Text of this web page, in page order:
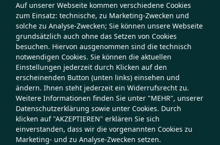
Auf unserer Webseite kommen verschiedene Cookies
zum Einsatz: technische, zu Marketing-Zwecken und
solche zu Analyse-Zwecken; Sie können unsere Webseite
grundsätzlich auch ohne das Setzen von Cookies
besuchen. Hiervon ausgenommen sind die technisch
notwendigen Cookies. Sie können die aktuellen
Einstellungen jederzeit durch Klicken auf den
erscheinenden Button (unten links) einsehen und
ändern. Ihnen steht jederzeit ein Widerrufsrecht zu.
Weitere Informationen finden Sie unter "MEHR", unserer
Datenschutzerklärung sowie unter Cookies. Durch
klicken auf "AKZEPTIEREN" erklären Sie sich
einverstanden, dass wir die vorgenannten Cookies zu
Marketing- und zu Analyse-Zwecken setzen.